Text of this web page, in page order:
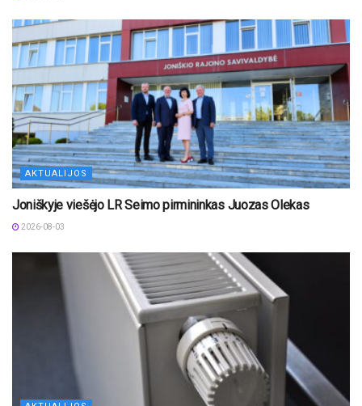
AKTUALIJOS
Joniškyje viešėjo LR Seimo pirmininkas Juozas Olekas
2026-08-03